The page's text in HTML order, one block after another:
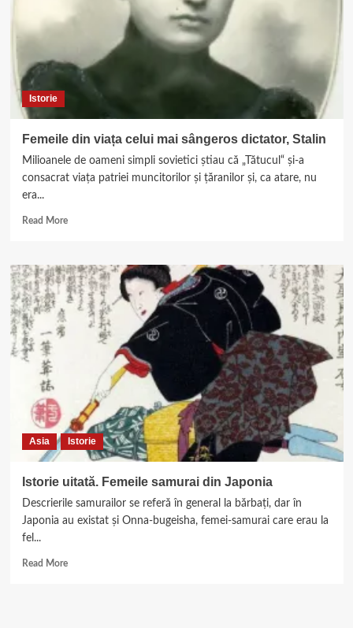
Istorie
Femeile din viața celui mai sângeros dictator, Stalin
Milioanele de oameni simpli sovietici știau că „Tătucul“ și-a
consacrat viața patriei muncitorilor și țăranilor și, ca atare, nu
era...
Read MoreRead
Femeile
din
viața
celui
sângeros
Asia Istorie
Istorie uitată. Femeile samurai din Japonia
Descrierile samurailor se referă în general la bărbați, dar în
Japonia au existat și Onna-bugeisha, femei-samurai care erau la
fel...
Read MoreRead